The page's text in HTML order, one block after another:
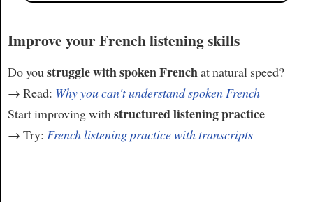
Improve your French listening skills
Do youstruggle with spoken Frenchat natural speed?
→ Read: Why you can't understand spoken French
Start improving withstructured listening practice
→ Try: French listening practice with transcripts